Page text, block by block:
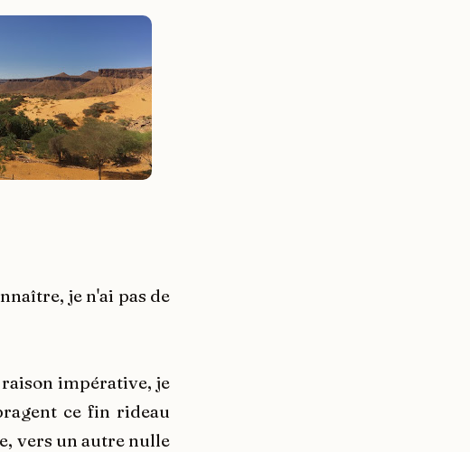
je n'ai pas de
impérative, je
ce fin rideau
vers un autre nulle